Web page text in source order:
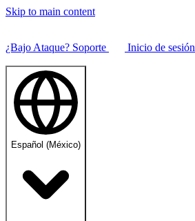
Skip to main content
¿Bajo Ataque? Soporte Inicio de sesión
Español (México)